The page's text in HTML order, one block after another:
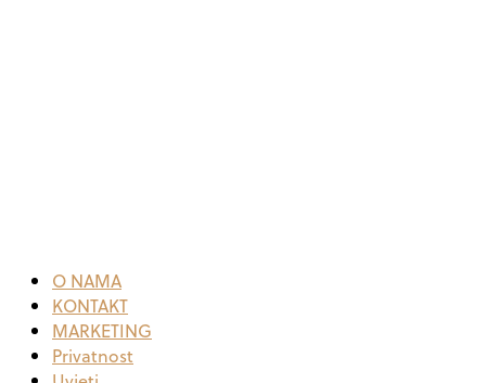
O NAMA
KONTAKT
MARKETING
Privatnost